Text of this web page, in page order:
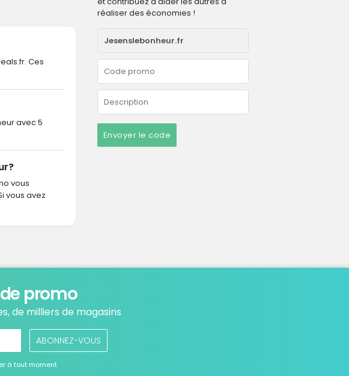
réaliser des économies !
Envoyer le code
Ces
avec 5
vous
vous avez
promo
de milliers de magasins
ABONNEZ-VOUS
à tout moment